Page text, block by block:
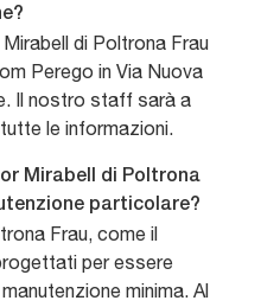
di Poltrona Frau
Perego in Via Nuova
Il nostro staff sarà a
le informazioni.
Mirabell di Poltrona
particolare?
Frau, come il
per essere
minima. Al